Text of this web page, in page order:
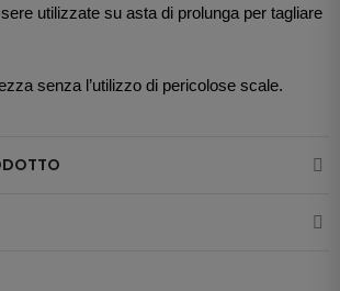
utilizzate su asta di prolunga per tagliare
senza l’utilizzo di pericolose scale.